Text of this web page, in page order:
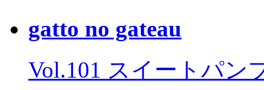
gatto no gateau
Vol.101 スイートパン